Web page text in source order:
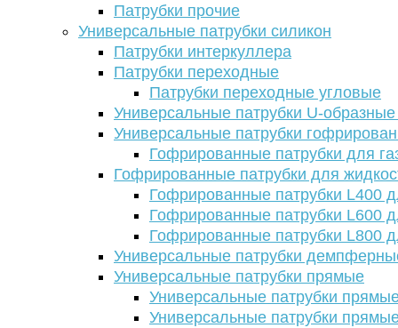
Патрубки прочие
Универсальные патрубки силикон
Патрубки интеркуллера
Патрубки переходные
Патрубки переходные угловые
Универсальные патрубки U-
Универсальные патрубки
Гофрированные патрубки для
Гофрированные патрубки для
Гофрированные патрубки L400
Гофрированные патрубки L600
Гофрированные патрубки L800
Универсальные патрубки
Универсальные патрубки прямые
Универсальные патрубки
Универсальные патрубки